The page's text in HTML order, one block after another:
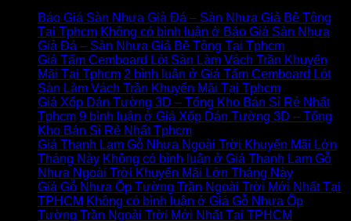
Báo Giá Sàn Nhựa Giả Đá – Sàn Nhựa Giả Bê Tông
Tại Tphcm Không có bình luận ở Báo Giá Sàn Nhựa
Giả Đá – Sàn Nhựa Giả Bê Tông Tại Tphcm
Giá Tấm Cemboard Lót Sàn Làm Vách Trần Khuyến
Mãi Tại Tphcm 2 bình luận ở Giá Tấm Cemboard Lót
Sàn Làm Vách Trần Khuyến Mãi Tại Tphcm
Giá Xốp Dán Tường 3D – Tổng Kho Bán Sỉ Rẻ Nhất
Tphcm 9 bình luận ở Giá Xốp Dán Tường 3D – Tổng
Kho Bán Sỉ Rẻ Nhất Tphcm
Giá Thanh Lam Gỗ Nhựa Ngoài Trời Khuyến Mãi Lớn
Tháng Này Không có bình luận ở Giá Thanh Lam Gỗ
Nhựa Ngoài Trời Khuyến Mãi Lớn Tháng Này
Giá Gỗ Nhựa Ốp Tường Trần Ngoài Trời Mới Nhất Tại
TPHCM Không có bình luận ở Giá Gỗ Nhựa Ốp
Tường Trần Ngoài Trời Mới Nhất Tại TPHCM